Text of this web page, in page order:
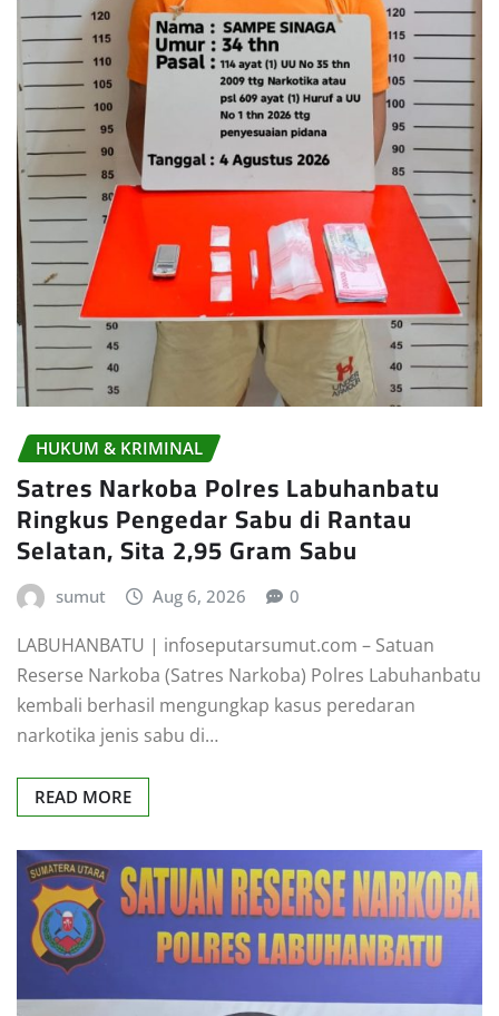
HUKUM & KRIMINAL
Satres Narkoba Polres Labuhanbatu
Ringkus Pengedar Sabu di Rantau
Selatan, Sita 2,95 Gram Sabu
sumut Aug 6, 2026 0
LABUHANBATU | infoseputarsumut.com – Satuan
Reserse Narkoba (Satres Narkoba) Polres Labuhanbatu
kembali berhasil mengungkap kasus peredaran
narkotika jenis sabu di…
READ MORE